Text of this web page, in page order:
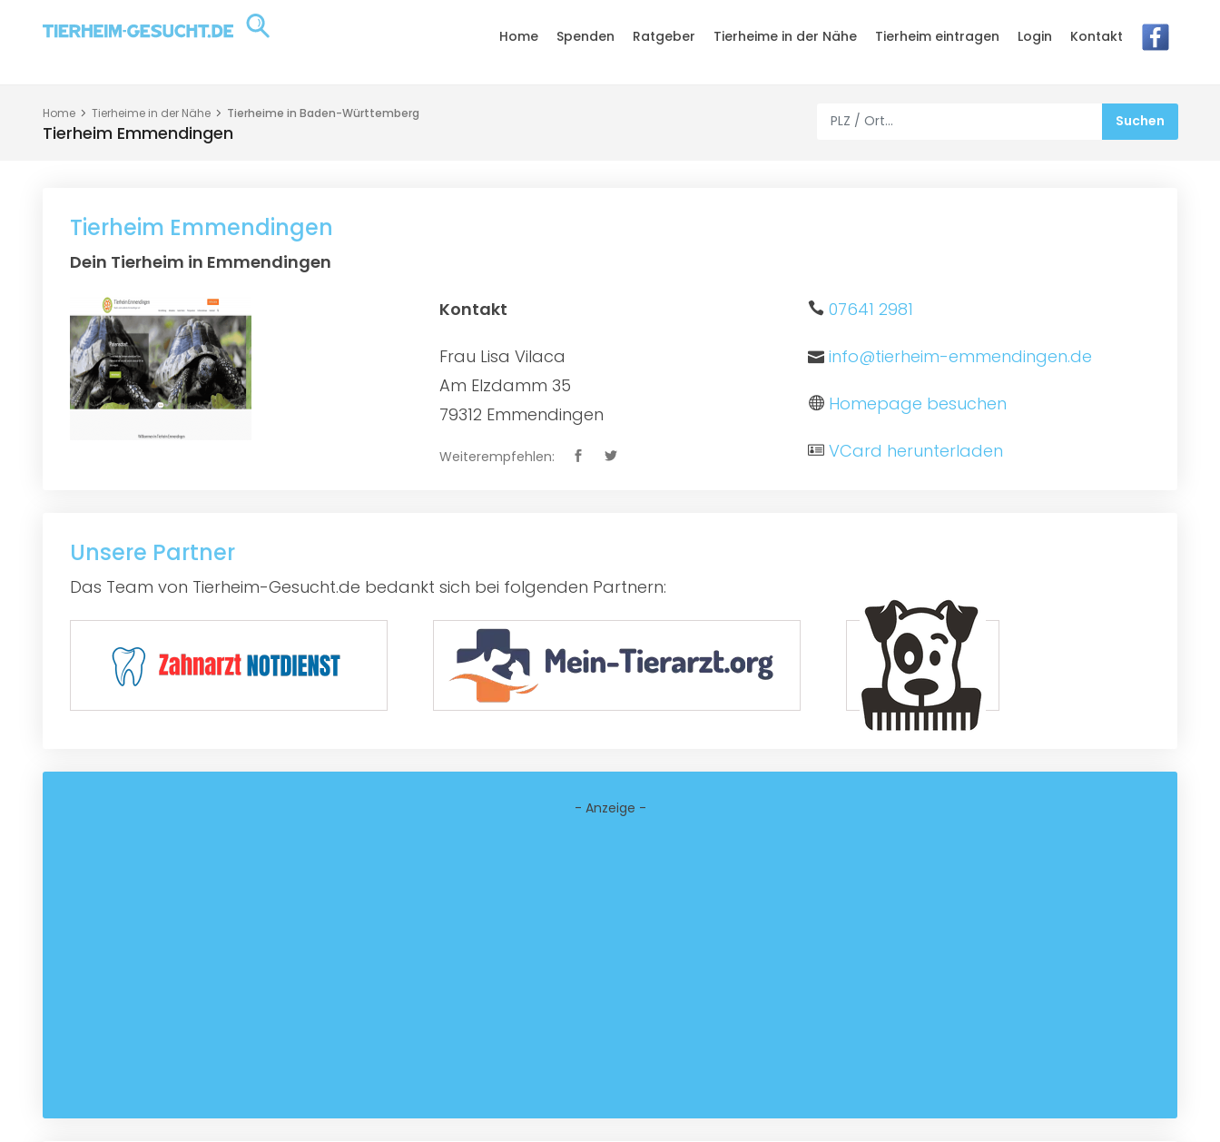
Home Spenden Ratgeber Tierheime in der Nähe Tierheim eintragen Login Kontakt
Home Tierheime in der Nähe Tierheime in Baden-Württemberg
Tierheim Emmendingen
Tierheim Emmendingen
Dein Tierheim in Emmendingen
Kontakt
Frau Lisa Vilaca
Am Elzdamm 35
79312 Emmendingen
Weiterempfehlen:
07641 2981
info@tierheim-emmendingen.de
Homepage besuchen
VCard herunterladen
Unsere Partner
Das Team von Tierheim-Gesucht.de bedankt sich bei folgenden Partnern:
- Anzeige -